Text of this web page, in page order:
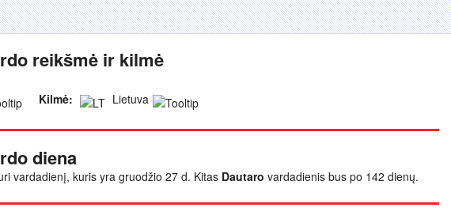
reikšmė ir kilmė
Kilmė: Lietuva
diena
vardadienį, kuris yra gruodžio 27 d. Kitas Dautaro vardadienis bus po 142 dienų.